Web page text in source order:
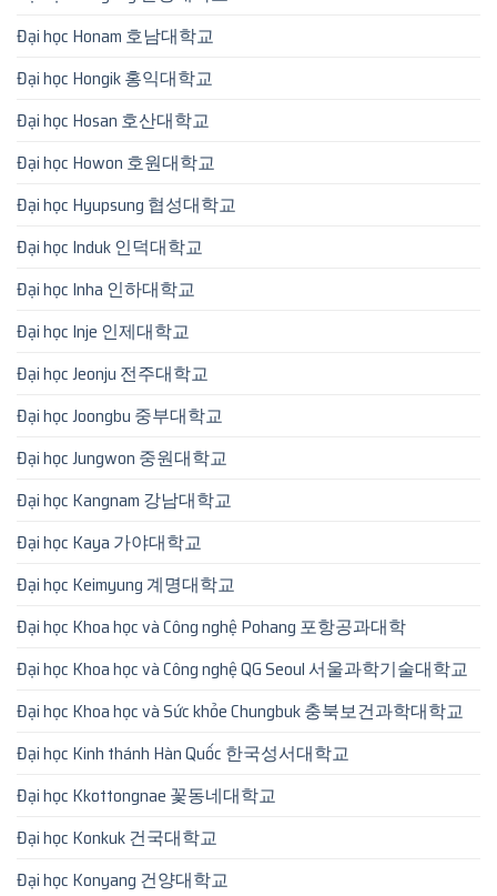
Đại học Honam 호남대학교
Đại học Hongik 홍익대학교
Đại học Hosan 호산대학교
Đại học Howon 호원대학교
Đại học Hyupsung 협성대학교
Đại học Induk 인덕대학교
Đại học Inha 인하대학교
Đại học Inje 인제대학교
Đại học Jeonju 전주대학교
Đại học Joongbu 중부대학교
Đại học Jungwon 중원대학교
Đại học Kangnam 강남대학교
Đại học Kaya 가야대학교
Đại học Keimyung 계명대학교
Đại học Khoa học và Công nghệ Pohang 포항공과대학
Đại học Khoa học và Công nghệ QG Seoul 서울과학기술대학교
Đại học Khoa học và Sức khỏe Chungbuk 충북보건과학대학교
Đại học Kinh thánh Hàn Quốc 한국성서대학교
Đại học Kkottongnae 꽃동네대학교
Đại học Konkuk 건국대학교
Đại học Konyang 건양대학교